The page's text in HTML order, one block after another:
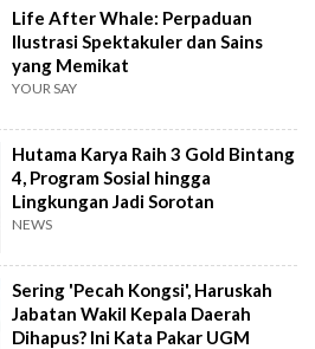
Life After Whale: Perpaduan
Ilustrasi Spektakuler dan Sains
yang Memikat
YOUR SAY
Hutama Karya Raih 3 Gold Bintang
4, Program Sosial hingga
Lingkungan Jadi Sorotan
NEWS
Sering 'Pecah Kongsi', Haruskah
Jabatan Wakil Kepala Daerah
Dihapus? Ini Kata Pakar UGM